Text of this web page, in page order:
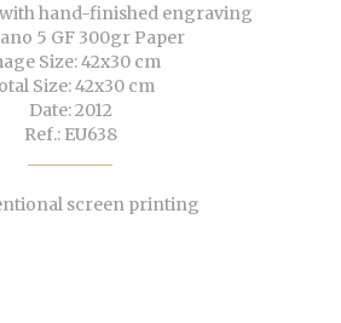
hand-finished engraving
5 GF 300gr Paper
Size: 42x30 cm
Size: 42x30 cm
Date: 2012
Ref.: EU638
screen printing